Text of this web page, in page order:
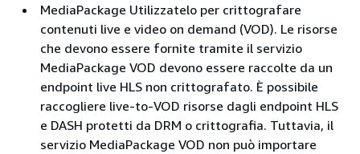
MediaPackage Utilizzatelo per crittografare
contenuti live e video on demand (VOD). Le risorse
che devono essere fornite tramite il servizio
MediaPackage VOD devono essere raccolte da un
endpoint live HLS non crittografato. È possibile
raccogliere live-to-VOD risorse dagli endpoint HLS
e DASH protetti da DRM o crittografia. Tuttavia, il
servizio MediaPackage VOD non può importare